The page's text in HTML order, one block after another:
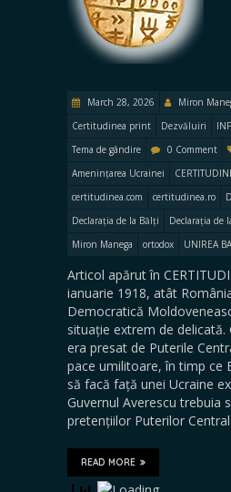
March 28, 2026 Miron
Certitudinea print
Dezvăluiri
Tema de gândire
0 Comment
Amenințarea Ucrainei
certitudinea.com
certitudinea.ro
Declarația de la Bălți
Declarația de
Miron Manega
ortodox UNIREA
Articol apărut în
ianuarie 1918, atât
Democratică
situație extrem de delicată.
era presat de Puterile
pace umilitoare, în timp ce
să facă față unei Ucraine
Guvernul Averescu trebuia
pretențiilor Puterilor
READ MORE